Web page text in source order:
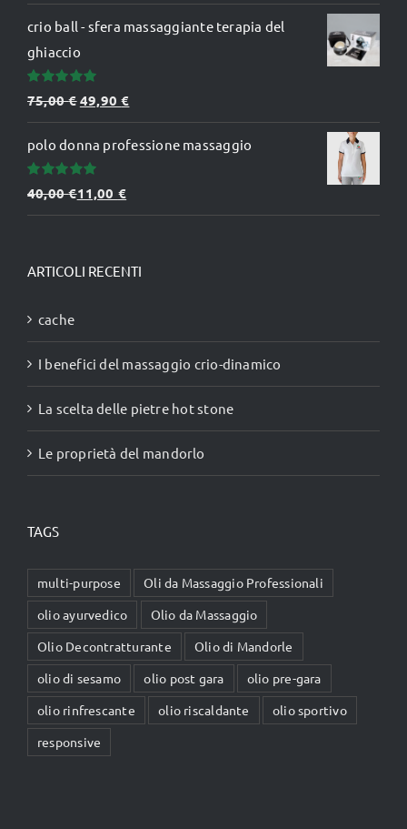
crio ball - sfera massaggiante terapia del
ghiaccio
Valutato
5.00su 5
75,00€Il
prezzo
originale
era:
75,00 €.
49,90€
prezzo
attuale
polo donna professione massaggio
Valutato
5.00su 5
40,00€11,00 €
ARTICOLI RECENTI
cache
I benefici del massaggio crio-dinamico
La scelta delle pietre hot stone
Le proprietà del mandorlo
TAGS
multi-purpose
Oli da Massaggio Professionali
olio ayurvedico
Olio da Massaggio
Olio Decontratturante
Olio di Mandorle
olio di sesamo
olio post gara
olio pre-gara
olio rinfrescante
olio riscaldante
olio sportivo
responsive